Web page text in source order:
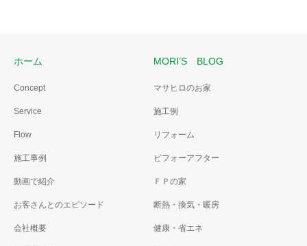
ホーム
Concept
Service
Flow
施工事例
動画で紹介
お客さんとのエピソード
会社概要
MORI’S BLOG
マサヒロのお家
施工例
リフォーム
ビフォーアフター
ＦＰの家
断熱・換気・暖房
健康・省エネ